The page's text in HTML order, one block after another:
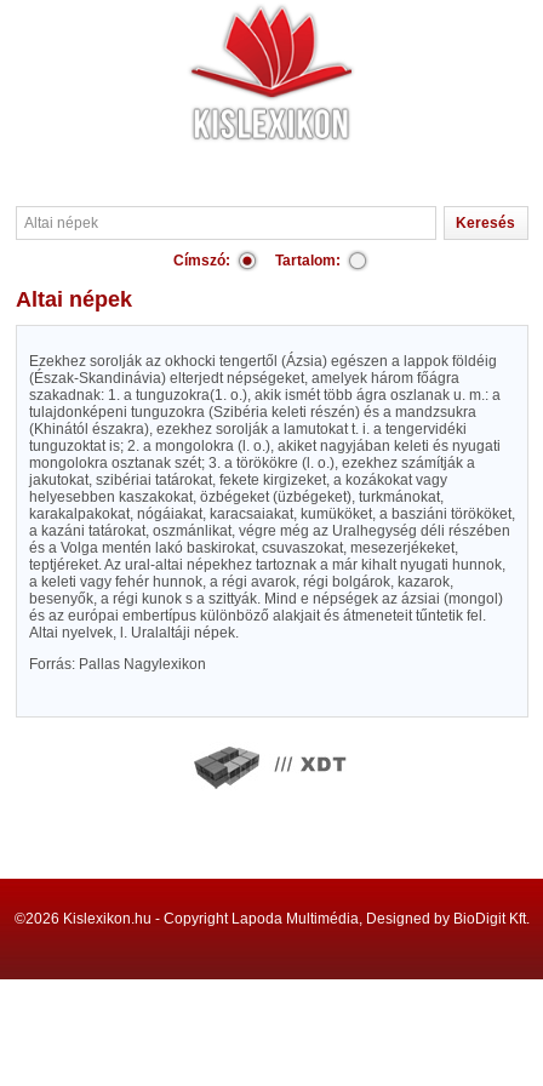
Címszó: Tartalom:
Altai népek
Ezekhez sorolják az okhocki tengertől (Ázsia) egészen a lappok földéig
(Észak-Skandinávia) elterjedt népségeket, amelyek három főágra
szakadnak: 1. a tunguzokra(1. o.), akik ismét több ágra oszlanak u. m.: a
tulajdonképeni tunguzokra (Szibéria keleti részén) és a mandzsukra
(Khinától északra), ezekhez sorolják a lamutokat t. i. a tengervidéki
tunguzoktat is; 2. a mongolokra (l. o.), akiket nagyjában keleti és nyugati
mongolokra osztanak szét; 3. a törökökre (l. o.), ezekhez számítják a
jakutokat, szibériai tatárokat, fekete kirgizeket, a kozákokat vagy
helyesebben kaszakokat, özbégeket (üzbégeket), turkmánokat,
karakalpakokat, nógáiakat, karacsaiakat, kumüköket, a basziáni törököket,
a kazáni tatárokat, oszmánlikat, végre még az Uralhegység déli részében
és a Volga mentén lakó baskirokat, csuvaszokat, mesezerjékeket,
teptjéreket. Az ural-altai népekhez tartoznak a már kihalt nyugati hunnok,
a keleti vagy fehér hunnok, a régi avarok, régi bolgárok, kazarok,
besenyők, a régi kunok s a szittyák. Mind e népségek az ázsiai (mongol)
és az európai embertípus különböző alakjait és átmeneteit tűntetik fel.
Altai nyelvek, l. Uralaltáji népek.
Forrás: Pallas Nagylexikon
©2026 Kislexikon.hu - Copyright Lapoda Multimédia, Designed by BioDigit Kft.